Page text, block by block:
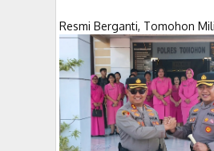
Resmi Berganti, Tomohon